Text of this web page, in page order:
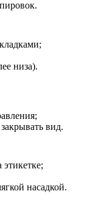
низа).
вид.
насадкой.